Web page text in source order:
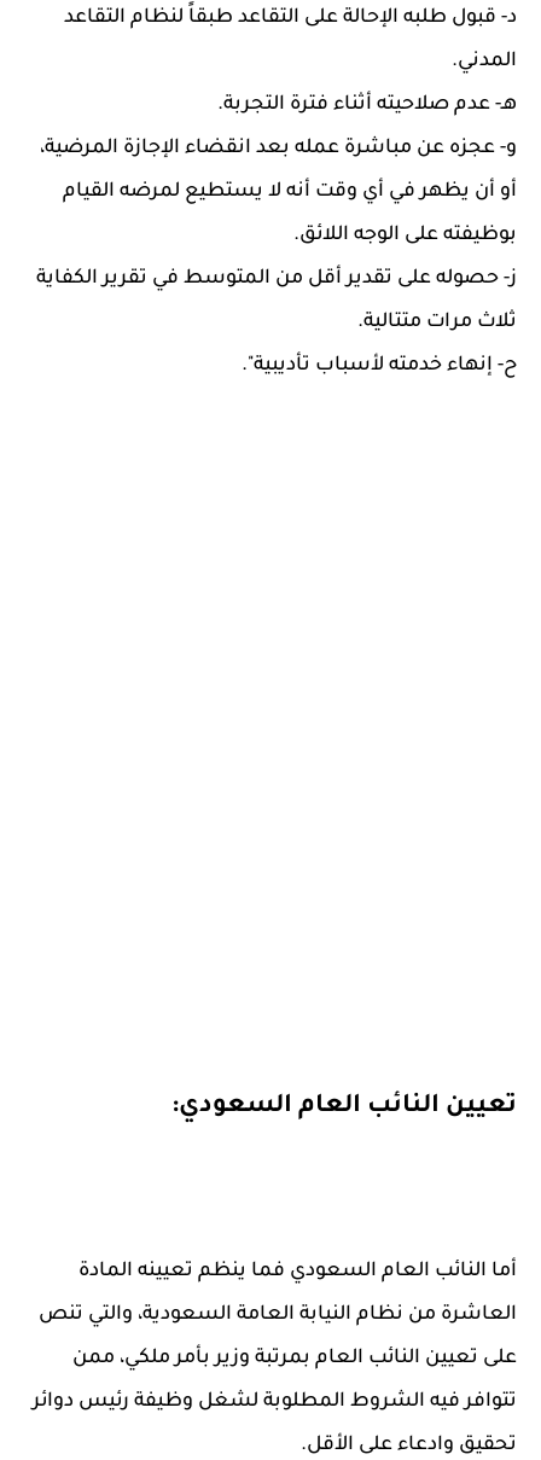
د- قبول طلبه الإحالة على التقاعد طبقاً لنظام التقاعد
المدني.
هـ- عدم صلاحيته أثناء فترة التجربة.
و- عجزه عن مباشرة عمله بعد انقضاء الإجازة المرضية،
أو أن يظهر في أي وقت أنه لا يستطيع لمرضه القيام
بوظيفته على الوجه اللائق.
ز- حصوله على تقدير أقل من المتوسط في تقرير الكفاية
ثلاث مرات متتالية.
ح- إنهاء خدمته لأسباب تأديبية".
تعيين النائب العام السعودي:
أما النائب العام السعودي فما ينظم تعيينه المادة
العاشرة من نظام النيابة العامة السعودية، والتي تنص
على تعيين النائب العام بمرتبة وزير بأمر ملكي، ممن
تتوافر فيه الشروط المطلوبة لشغل وظيفة رئيس دوائر
تحقيق وادعاء على الأقل.